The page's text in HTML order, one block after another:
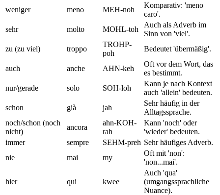
weniger
meno MEH-noh
Komparativ: 'meno
caro'.
sehr
molto MOHL-toh
Auch als Adverb im
Sinn von 'viel'.
zu (zu viel)
troppo
TROHP-
poh
Bedeutet 'übermäßig'.
auch anche AHN-keh
Oft vor dem Wort, das
es bestimmt.
nur/gerade
solo SOH-loh
Kann je nach Kontext
auch 'allein' bedeuten.
schon
già jah
Sehr häufig in der
Alltagssprache.
noch/schon (noch
nicht)
ancora
ahn-KOH-
rah
Kann 'noch' oder
'wieder' bedeuten.
immer
sempre SEHM-preh Sehr häufiges Adverb.
nie
mai my
Oft mit 'non':
'non...mai'.
hier qui kwee
Auch 'qua'
(umgangssprachliche
Nuance).